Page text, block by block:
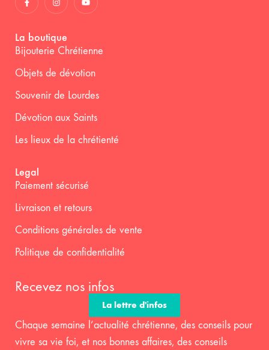
La boutique
Bijouterie Chrétienne
Objets de dévotion
Souvenir de Lourdes
Dévotion aux Saints
Les lieux de la chrétienté
Legal
Paiement sécurisé
Livraison et retours
Conditions générales de vente
Politique de confidentialité
Recevez nos infos
La lettre d'infos
Chaque semaine l’actualité chrétienne, des conseils pour
vivre sa vie foi, et nos bonnes affaires, des conseils